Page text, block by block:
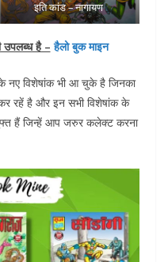
इति कांड – नागायण
उपलब्ध है – हैलो बुक माइन
नए विशेषांक भी आ चुके है जिनका
रहें है और इन सभी विशेषांक के
हैं जिन्हें आप जरुर कलेक्ट करना